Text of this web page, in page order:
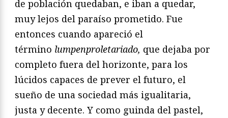
de población quedaban, e iban a quedar,
muy lejos del paraíso prometido. Fue
entonces cuando apareció el
término lumpenproletariado, que dejaba por
completo fuera del horizonte, para los
lúcidos capaces de prever el futuro, el
sueño de una sociedad más igualitaria,
justa y decente. Y como guinda del pastel,